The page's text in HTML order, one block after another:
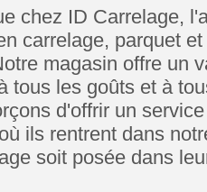
chez ID Carrelage,
carrelage, parquet
magasin offre un
tous les goûts et à
d'offrir un
ils rentrent dans
soit posée dans